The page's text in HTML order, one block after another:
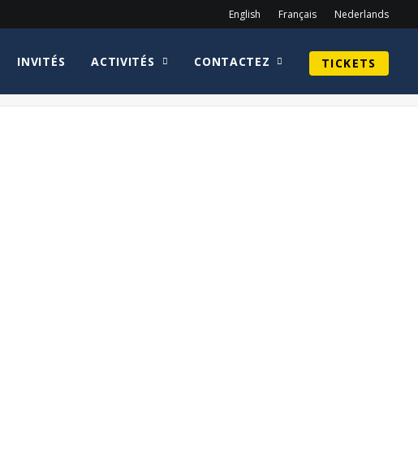
English Français Nederlands
INVITÉS ACTIVITÉS CONTACTEZ TICKETS
Home Guy Henry Brian Krause